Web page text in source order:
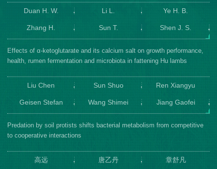
Duan H. W. Li L. Ye H. B.
Zhang H. Sun T. Shen J. S.
Effects of α-ketoglutarate and its calcium salt on growth performance,
health, rumen fermentation and microbiota in fattening Hu lambs
Liu Chen Sun Shuo Ren Xiangyu
Geisen Stefan Wang Shimei Jiang Gaofei
Wei Zhong
Predation by soil protists shifts bacterial metabolism from competitive
to cooperative interactions
高远 唐乙丹 章舒凡